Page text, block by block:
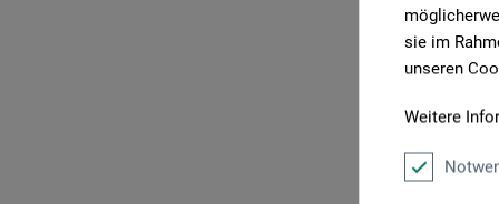
sie im
unseren
Weitere